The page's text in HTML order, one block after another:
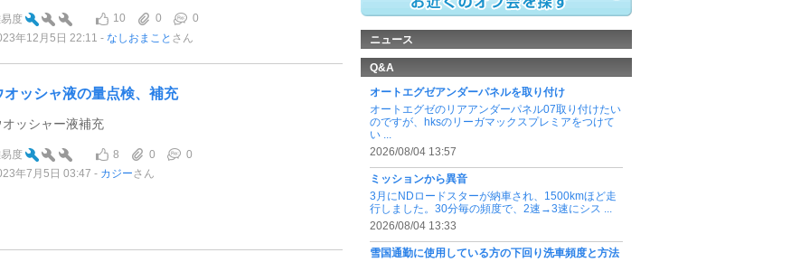
度 10 0
0
年12月5日 22:11
なしおまこと さん
オッシャ液の量点検、補充
オッシャー液補充
度 8 0
0
年7月5日 03:47
カジーさん
ニュース
Q&A
オートエグゼアンダーパネルを取り付け
オートエグゼのリアアンダーパネル07取り付けたい
のですが、hksのリーガマックスプレミアをつけて
い ...
2026/08/04 13:57
ミッションから異音
3月にNDロードスターが納車され、1500kmほど走
行しました。30分毎の頻度で、2速→3速にシス ...
2026/08/04 13:33
雪国通勤に使用している方の下回り洗車頻度と方法